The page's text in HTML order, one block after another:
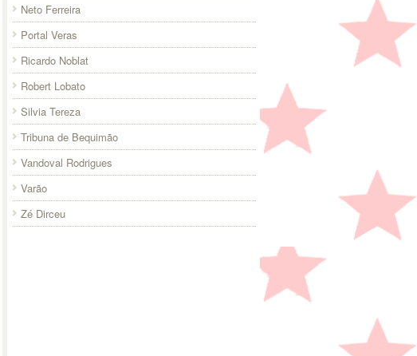
Neto Ferreira
Portal Veras
Ricardo Noblat
Robert Lobato
Silvia Tereza
Tribuna de Bequimão
Vandoval Rodrigues
Varão
Zé Dirceu